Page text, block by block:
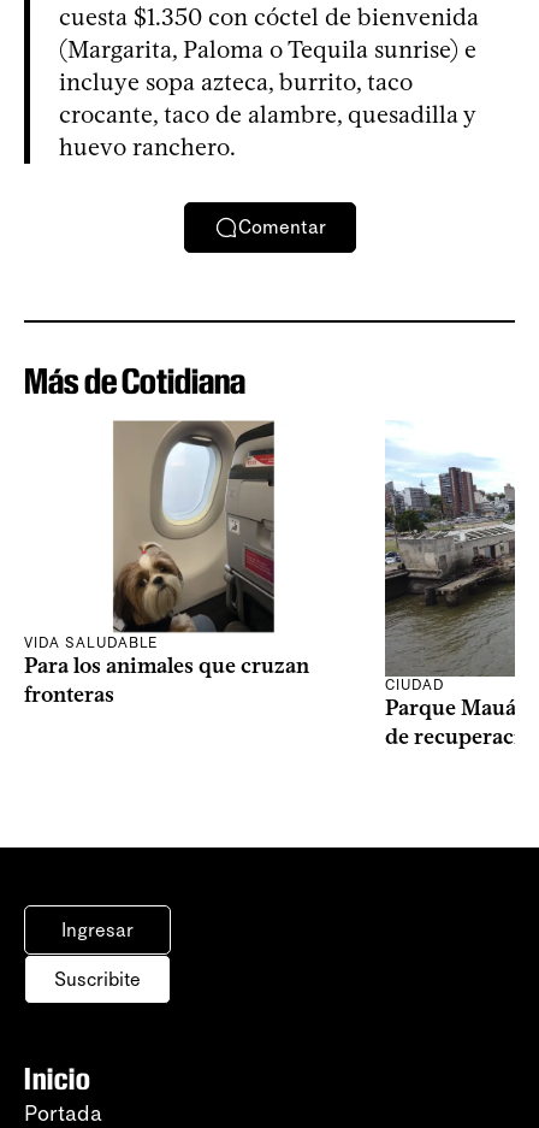
cuesta $1.350 con cóctel de bienvenida
(Margarita, Paloma o Tequila sunrise) e
incluye sopa azteca, burrito, taco
crocante, taco de alambre, quesadilla y
huevo ranchero.
Comentar
Más de Cotidiana
VIDA SALUDABLE
Para los animales que cruzan
fronteras
CIUDAD
Parque Mauá
de
Ingresar
Suscribite
Inicio
Portada